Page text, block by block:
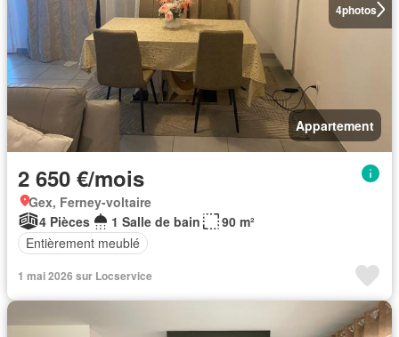
4photos
Appartement
2 650 €/mois
Gex, Ferney-voltaire
4 Pièces
1 Salle de bain
90 m²
Entièrement meublé
1 mai 2026 sur Locservice